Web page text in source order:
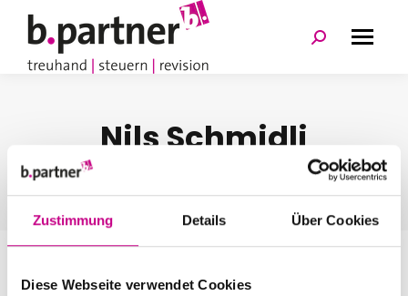
Zustimmung Details Über Cookies
Diese Webseite verwendet Cookies
Search:
Nils Schmidli
You are here:
Home Nils Schmidli
Schreiben Sie einen Kommentar
Your email address will not be published. Required fields are